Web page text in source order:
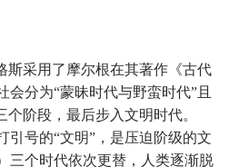
斯采用了摩尔根在其著作《古代
分为“蒙昧时代与野蛮时代”且
阶段，最后步入文明时代。
引号的“文明”，是压迫阶级的文
三个时代依次更替，人类逐渐脱